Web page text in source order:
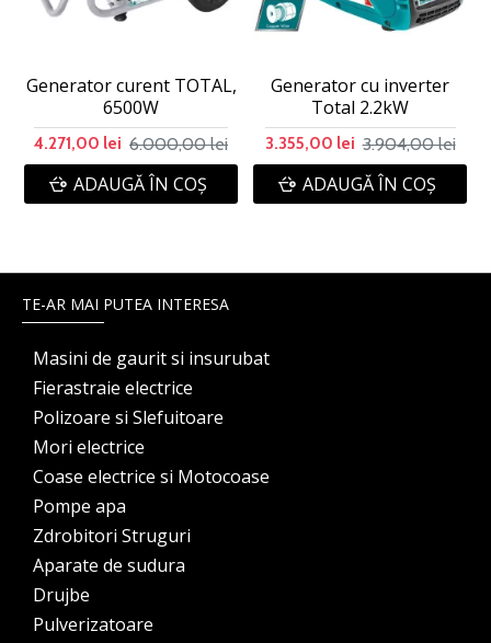
Generator curent TOTAL,
6500W
4.271,00 lei 6.000,00 lei
ADAUGĂ ÎN COŞ
Generator cu inverter
Total 2.2kW
3.355,00 lei 3.904,00 lei
ADAUGĂ ÎN COŞ
TE-AR MAI PUTEA INTERESA
Masini de gaurit si insurubat
Fierastraie electrice
Polizoare si Slefuitoare
Mori electrice
Coase electrice si Motocoase
Pompe apa
Zdrobitori Struguri
Aparate de sudura
Drujbe
Pulverizatoare